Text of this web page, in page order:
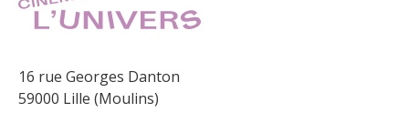
16 rue Georges Danton
59000 Lille (Moulins)